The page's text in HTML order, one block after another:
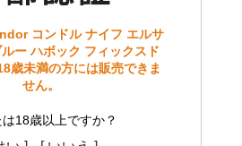
コンドル ナイフ エルサ
ー ハボック フィックスド
歳未満の方には販売できま
せん。
18歳以上ですか？